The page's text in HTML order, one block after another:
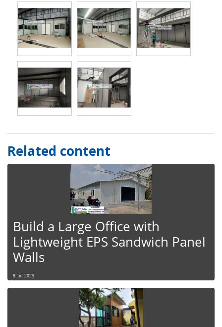
Related content
Build a Large Office with
Lightweight EPS Sandwich Panel
Walls
8 Jul 2025